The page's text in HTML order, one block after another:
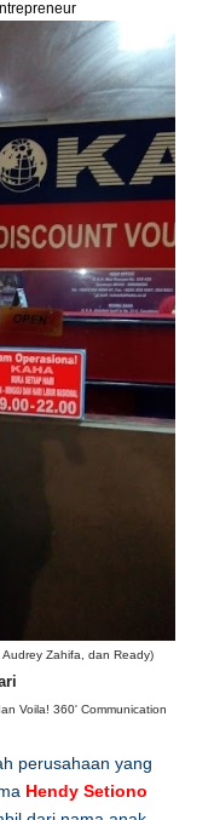
Zahifa, dan Ready)
Voila! 360' Communication
perusahaan yang
Hendy Setiono